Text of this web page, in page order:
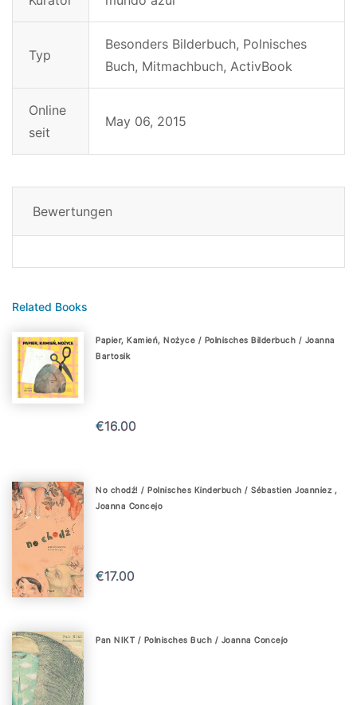
Related Books
Papier, Kamień, Nożyce / Polnisches Bilderbuch / Joanna
Bartosik
€16.00
No chodź! / Polnisches Kinderbuch / Sébastien Joanniez ,
Joanna Concejo
€17.00
Pan NIKT / Polnisches Buch / Joanna Concejo
Typ
Besonders Bilderbuch, Polnisches
Buch, Mitmachbuch, ActivBook
Online
seit
May 06, 2015
Bewertungen